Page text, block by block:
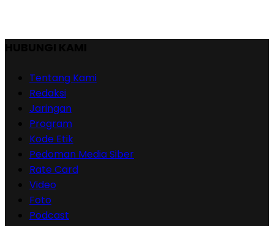
Tentang Kami
Redaksi
Jaringan
Program
Kode Etik
Pedoman Media Siber
Rate Card
Video
Foto
Podcast